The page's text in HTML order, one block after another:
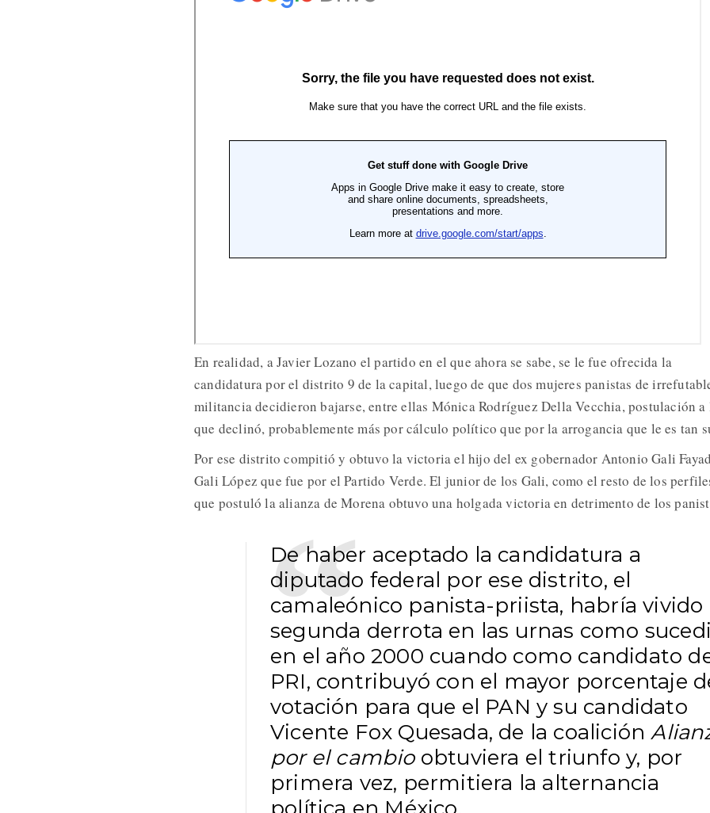
En realidad, a Javier Lozano el partido en el que ahora se sabe, se le fue ofrecida la
candidatura por el distrito 9 de la capital, luego de que dos mujeres panistas de
militancia decidieron bajarse, entre ellas Mónica Rodríguez Della Vecchia, postulación a
que declinó, probablemente más por cálculo político que por la arrogancia que le es tan
Por ese distrito compitió y obtuvo la victoria el hijo del ex gobernador Antonio Gali
Gali López que fue por el Partido Verde. El junior de los Gali, como el resto de los
que postuló la alianza de Morena obtuvo una holgada victoria en detrimento de los
De haber aceptado la candidatura a
diputado federal por ese distrito, el
camaleónico panista-priista, habría vivido
segunda derrota en las urnas como
en el año 2000 cuando como candidato
PRI, contribuyó con el mayor porcentaje
votación para que el PAN y su candidato
Vicente Fox Quesada, de la coalición
por el cambioobtuviera el triunfo y, por
primera vez, permitiera la alternancia